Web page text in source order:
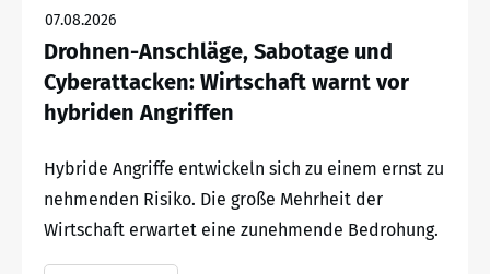
07.08.2026
Drohnen-Anschläge, Sabotage und
Cyberattacken: Wirtschaft warnt vor
hybriden Angriffen
Hybride Angriffe entwickeln sich zu einem ernst zu
nehmenden Risiko. Die große Mehrheit der
Wirtschaft erwartet eine zunehmende Bedrohung.